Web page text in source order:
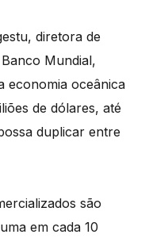
diretora de
Mundial,
economia oceânica
de dólares, até
duplicar entre
são
em cada 10